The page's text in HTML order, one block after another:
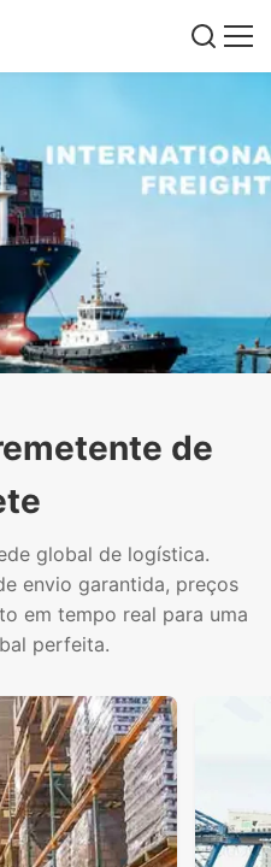
de
global de logística.
envio garantida, preços
em tempo real para uma
perfeita.